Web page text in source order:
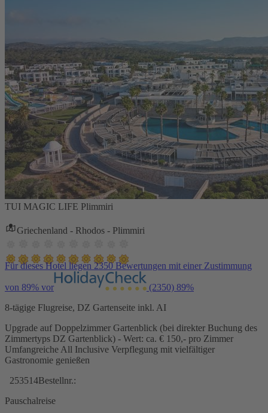
TUI MAGIC LIFE Plimmiri
Griechenland - Rhodos - Plimmiri
Für dieses Hotel liegen 2350 Bewertungen mit einer Zustimmung
von 89% vor (2350) 89%
8-tägige Flugreise, DZ Gartenseite inkl. AI
Upgrade auf Doppelzimmer Gartenblick (bei direkter Buchung des
Zimmertyps DZ Gartenblick) - Wert: ca. € 150,- pro Zimmer
Umfangreiche All Inclusive Verpflegung mit vielfältiger
Gastronomie genießen
253514Bestellnr.:
Pauschalreise